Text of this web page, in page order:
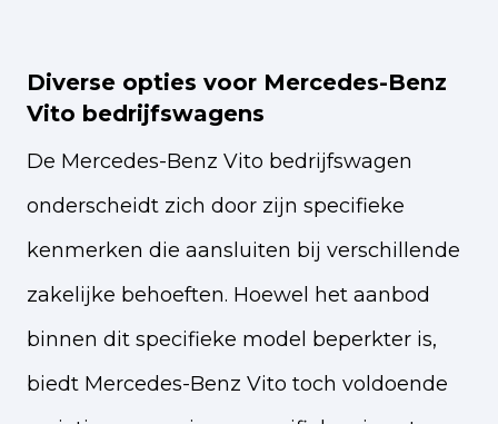
Diverse opties voor Mercedes-Benz
Vito bedrijfswagens
De Mercedes-Benz Vito bedrijfswagen
onderscheidt zich door zijn specifieke
kenmerken die aansluiten bij verschillende
zakelijke behoeften. Hoewel het aanbod
binnen dit specifieke model beperkter is,
biedt Mercedes-Benz Vito toch voldoende